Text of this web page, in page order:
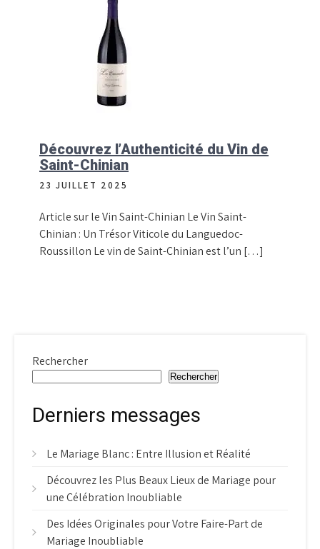
Découvrez l’Authenticité du Vin de
Saint-Chinian
23 JUILLET 2025
Article sur le Vin Saint-Chinian Le Vin Saint-
Chinian : Un Trésor Viticole du Languedoc-
Roussillon Le vin de Saint-Chinian est l’un […]
Rechercher
Rechercher
Derniers messages
Le Mariage Blanc : Entre Illusion et Réalité
Découvrez les Plus Beaux Lieux de Mariage pour
une Célébration Inoubliable
Des Idées Originales pour Votre Faire-Part de
Mariage Inoubliable